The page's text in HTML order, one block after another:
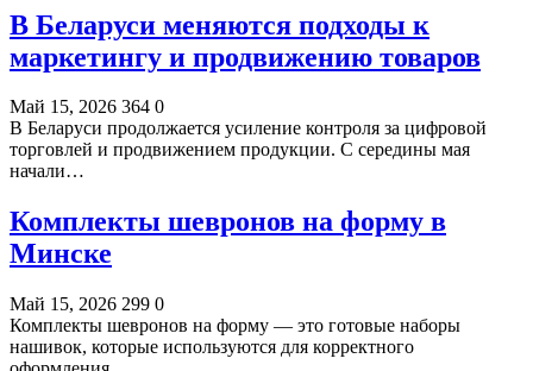
В Беларуси меняются подходы к
маркетингу и продвижению товаров
Май 15, 2026 364 0
В Беларуси продолжается усиление контроля за цифровой
торговлей и продвижением продукции. С середины мая
начали…
Комплекты шевронов на форму в
Минске
Май 15, 2026 299 0
Комплекты шевронов на форму — это готовые наборы
нашивок, которые используются для корректного